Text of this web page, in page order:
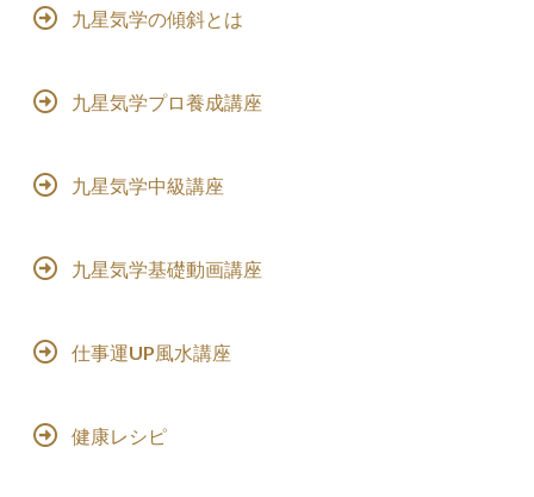
九星気学の傾斜とは
九星気学プロ養成講座
九星気学中級講座
九星気学基礎動画講座
仕事運UP風水講座
健康レシピ